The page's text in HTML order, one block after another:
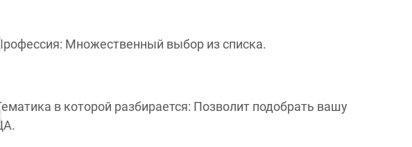
Множественный выбор из списка.
в которой разбирается: Позволит подобрать вашу